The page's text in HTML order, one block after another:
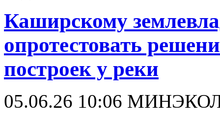
Каширскому
опротестовать
построек у реки
05.06.26 10:06